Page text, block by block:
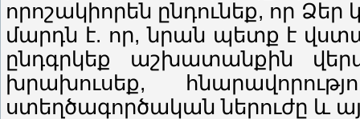
որոշակիորեն ընդունեք, որ
մարդն է. որ, նրան պետք է
ընդգրկեք աշխատանքին
խրախուսեք,
ստեղծագործական ներուժը և